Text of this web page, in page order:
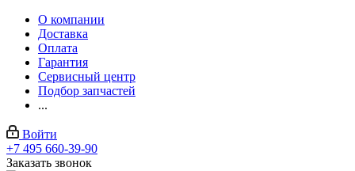
О компании
Доставка
Оплата
Гарантия
Сервисный центр
Подбор запчастей
...
Войти
+7 495 660-39-90
Заказать звонок